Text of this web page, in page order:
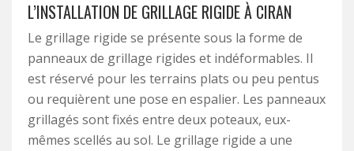
L’INSTALLATION DE GRILLAGE RIGIDE À CIRAN
Le grillage rigide se présente sous la forme de
panneaux de grillage rigides et indéformables. Il
est réservé pour les terrains plats ou peu pentus
ou requièrent une pose en espalier. Les panneaux
grillagés sont fixés entre deux poteaux, eux-
mêmes scellés au sol. Le grillage rigide a une